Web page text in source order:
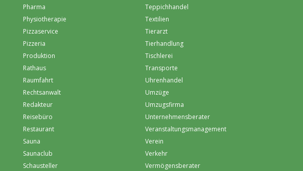
Pharma
Physiotherapie
Pizzaservice
Pizzeria
Produktion
Rathaus
Raumfahrt
Rechtsanwalt
Redakteur
Reisebüro
Restaurant
Sauna
Saunaclub
Schausteller
Teppichhandel
Textilien
Tierarzt
Tierhandlung
Tischlerei
Transporte
Uhrenhandel
Umzüge
Umzugsfirma
Unternehmensberater
Veranstaltungsmanagement
Verein
Verkehr
Vermögensberater